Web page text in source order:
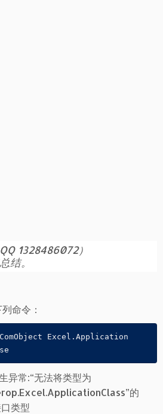
1328486072）
结。
命令：
Excel.Application
异常:“无法将类型为
的
类型